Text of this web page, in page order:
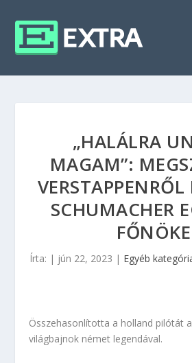
„HALÁLRA
MAGAM”:
SCHUMACHER
FŐNÖKE
Írta: | jún 22, 2023 | Egyéb
Összehasonlította a holland pilótát
világbajnok német legendával.